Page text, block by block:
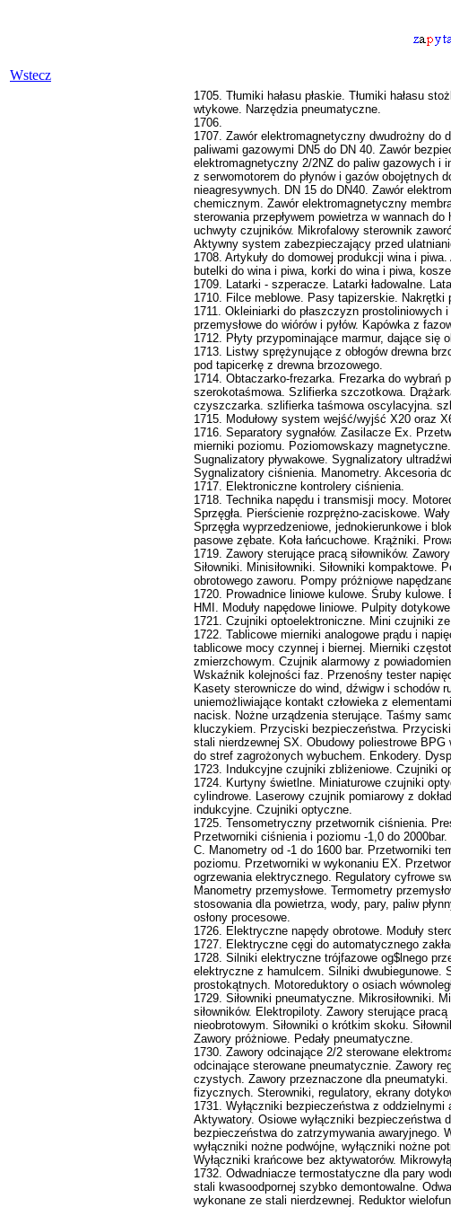
Wstecz
1705. Tłumiki hałasu płaskie. Tłumiki hałasu
wtykowe. Narzędzia pneumatyczne.
1706.
1707. Zawór elektromagnetyczny dwudrożny do
paliwami gazowymi DN5 do DN 40. Zawór
elektromagnetyczny 2/2NZ do paliw gazowych i
z serwomotorem do płynów i gazów obojętnych
nieagresywnych. DN 15 do DN40. Zawór
chemicznym. Zawór elektromagnetyczny
sterowania przepływem powietrza w wannach
uchwyty czujników. Mikrofalowy sterownik
Aktywny system zabezpieczający przed
1708. Artykuły do domowej produkcji wina i
butelki do wina i piwa, korki do wina i piwa,
1709. Latarki - szperacze. Latarki ładowalne.
1710. Filce meblowe. Pasy tapizerskie. Nakrętki
1711. Okleiniarki do płaszczyzn
przemysłowe do wiórów i pyłów. Kapówka z
1712. Płyty przypominające marmur, dające się
1713. Listwy sprężynujące z obłogów drewna
pod tapicerkę z drewna brzozowego.
1714. Obtaczarko-frezarka. Frezarka do wybrań
szerokotaśmowa. Szlifierka szczotkowa.
czyszczarka. szlifierka taśmowa oscylacyjna.
1715. Modułowy system wejść/wyjść X20 oraz
1716. Separatory sygnałów. Zasilacze Ex.
mierniki poziomu. Poziomowskazy
Sugnalizatory pływakowe. Sygnalizatory
Sygnalizatory ciśnienia. Manometry. Akcesoria
1717. Elektroniczne kontrolery ciśnienia.
1718. Technika napędu i transmisji mocy.
Sprzęgła. Pierścienie rozprężno-zaciskowe.
Sprzęgła wyprzedzeniowe, jednokierunkowe i
pasowe zębate. Koła łańcuchowe. Krążniki.
1719. Zawory sterujące pracą siłowników.
Siłowniki. Minisiłowniki. Siłowniki kompaktowe.
obrotowego zaworu. Pompy próżniowe
1720. Prowadnice liniowe kulowe. Śruby
HMI. Moduły napędowe liniowe. Pulpity
1721. Czujniki optoelektroniczne. Mini czujniki
1722. Tablicowe mierniki analogowe prądu i
tablicowe mocy czynnej i biernej. Mierniki
zmierzchowym. Czujnik alarmowy z
Wskaźnik kolejności faz. Przenośny tester
Kasety sterownicze do wind, dźwigw i schodów
uniemożliwiające kontakt człowieka z
nacisk. Nożne urządzenia sterujące. Taśmy
kluczykiem. Przyciski bezpieczeństwa.
stali nierdzewnej SX. Obudowy poliestrowe
do stref zagrożonych wybuchem. Enkodery.
1723. Indukcyjne czujniki zbliżeniowe. Czujniki
1724. Kurtyny świetlne. Miniaturowe czujniki
cylindrowe. Laserowy czujnik pomiarowy z
indukcyjne. Czujniki optyczne.
1725. Tensometryczny przetwornik ciśnienia.
Przetworniki ciśnienia i poziomu -1,0 do
C. Manometry od -1 do 1600 bar. Przetworniki
poziomu. Przetworniki w wykonaniu EX.
ogrzewania elektrycznego. Regulatory cyfrowe
Manometry przemysłowe. Termometry
stosowania dla powietrza, wody, pary, paliw
osłony procesowe.
1726. Elektryczne napędy obrotowe. Moduły
1727. Elektryczne cęgi do automatycznego
1728. Silniki elektryczne trójfazowe og$lnego
elektryczne z hamulcem. Silniki dwubiegunowe.
prostokątnych. Motoreduktory o osiach
1729. Siłowniki pneumatyczne. Mikrosiłowniki.
siłowników. Elektropiloty. Zawory sterujące
nieobrotowym. Siłowniki o krótkim skoku.
Zawory próżniowe. Pedały pneumatyczne.
1730. Zawory odcinające 2/2 sterowane
odcinające sterowane pneumatycznie. Zawory
czystych. Zawory przeznaczone dla
fizycznych. Sterowniki, regulatory, ekrany
1731. Wyłączniki bezpieczeństwa z
Aktywatory. Osiowe wyłączniki bezpieczeństwa
bezpieczeństwa do zatrzymywania awaryjnego.
wyłączniki nożne podwójne, wyłączniki nożne
Wyłączniki krańcowe bez aktywatorów.
1732. Odwadniacze termostatyczne dla pary
stali kwasoodpornej szybko demontowalne.
wykonane ze stali nierdzewnej. Reduktor